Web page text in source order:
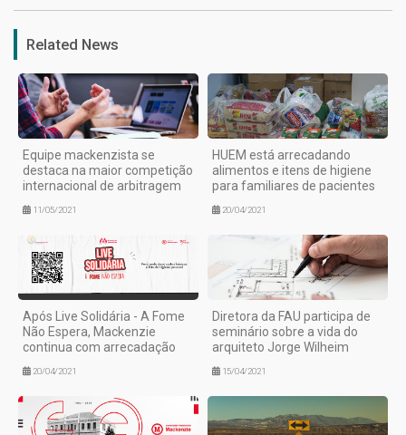
Related News
Equipe mackenzista se
destaca na maior competição
internacional de arbitragem
11/05/2021
HUEM está arrecadando
alimentos e itens de higiene
para familiares de pacientes
20/04/2021
Após Live Solidária - A Fome
Não Espera, Mackenzie
continua com arrecadação
20/04/2021
Diretora da FAU participa de
seminário sobre a vida do
arquiteto Jorge Wilheim
15/04/2021